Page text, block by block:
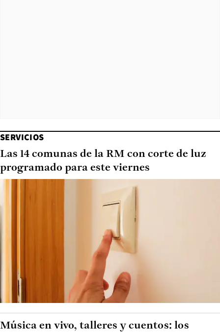
SERVICIOS
Las 14 comunas de la RM con corte de luz
programado para este viernes
Música en vivo, talleres y cuentos: los